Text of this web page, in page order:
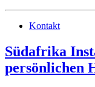
Kontakt
Südafrika
persönlichen